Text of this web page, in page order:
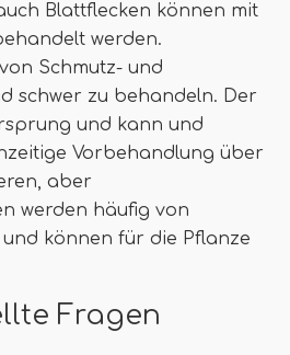
Blattflecken können mit
werden.
Schmutz- und
schwer zu behandeln. Der
und kann und
Vorbehandlung über
aber
werden häufig von
können für die Pflanze
Fragen